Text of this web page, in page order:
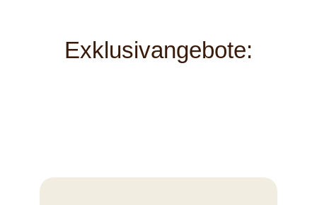
Exklusivangebote: